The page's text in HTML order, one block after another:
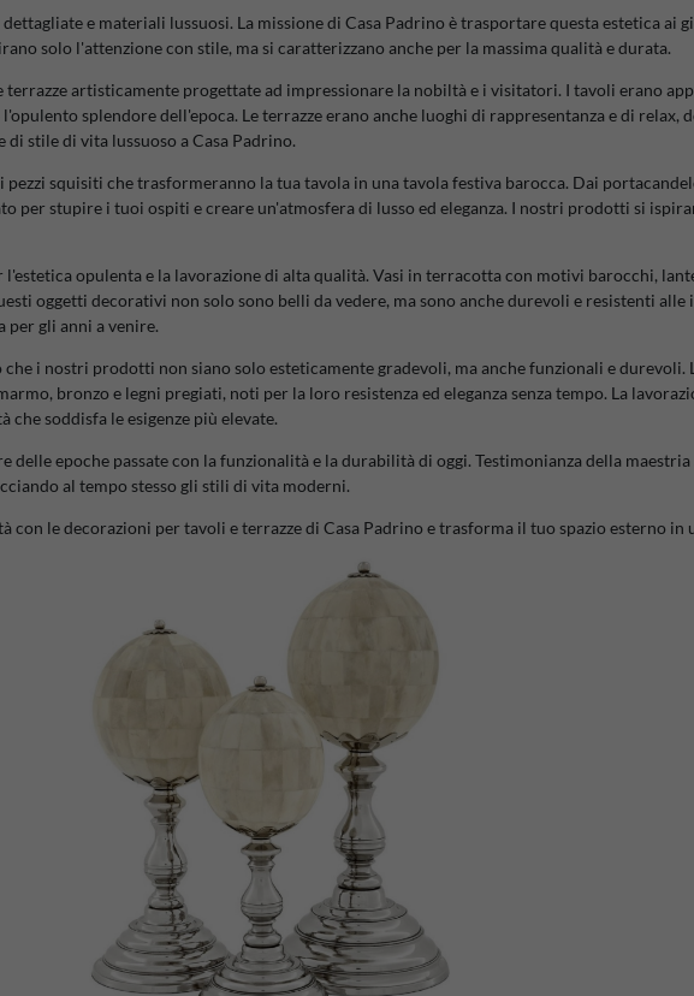
e materiali lussuosi. La missione di Casa Padrino è trasportare questa estetica ai
solo l'attenzione con stile, ma si caratterizzano anche per la massima qualità e durata.
artisticamente progettate ad impressionare la nobiltà e i visitatori. I tavoli erano
splendore dell'epoca. Le terrazze erano anche luoghi di rappresentanza e di relax,
stile di vita lussuoso a Casa Padrino.
squisiti che trasformeranno la tua tavola in una tavola festiva barocca. Dai
per stupire i tuoi ospiti e creare un'atmosfera di lusso ed eleganza. I nostri prodotti si
opulenta e la lavorazione di alta qualità. Vasi in terracotta con motivi barocchi,
oggetti decorativi non solo sono belli da vedere, ma sono anche durevoli e resistenti
per gli anni a venire.
i nostri prodotti non siano solo esteticamente gradevoli, ma anche funzionali e durevoli.
bronzo e legni pregiati, noti per la loro resistenza ed eleganza senza tempo. La
che soddisfa le esigenze più elevate.
epoche passate con la funzionalità e la durabilità di oggi. Testimonianza della
al tempo stesso gli stili di vita moderni.
le decorazioni per tavoli e terrazze di Casa Padrino e trasforma il tuo spazio esterno in